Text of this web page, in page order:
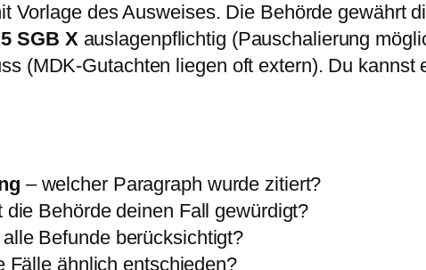
Vorlage des Ausweises. Die Behörde gewährt
SGB Xauslagenpflichtig (Pauschalierung
(MDK-Gutachten liegen oft extern). Du kannst
– welcher Paragraph wurde zitiert?
die Behörde deinen Fall gewürdigt?
Befunde berücksichtigt?
ähnlich entschieden?